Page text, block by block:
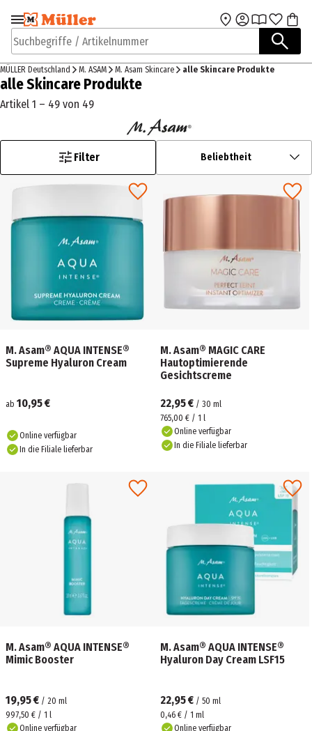
Zur Navigation
springen
Zum Hauptinhalt
Suchbegriffe / Artikelnummer
MÜLLER Deutschland M. ASAM M. Asam Skincare alle Skincare Produkte
alle Skincare Produkte
Artikel 1 – 49 von 49
Filter Beliebtheit
M. Asam® AQUA INTENSE®
Supreme Hyaluron Cream
ab 10,95 €
Online verfügbar
In die Filiale lieferbar
M. Asam® MAGIC CARE
Hautoptimierende
Gesichtscreme
22,95 € / 30 ml
765,00 € / 1 l
Online verfügbar
In die Filiale lieferbar
M. Asam® AQUA INTENSE®
Mimic Booster
19,95 € / 20 ml
997,50 € / 1 l
Online verfügbar
M. Asam® AQUA INTENSE®
Hyaluron Day Cream LSF15
22,95 € / 50 ml
0,46 € / 1 ml
Online verfügbar